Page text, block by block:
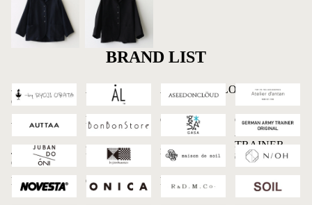
BRAND LIST
-by RYOJI
OBATA
ASEEDONCLOUDAtelier d'antan
AUTTAA BonBonStore GASA*
GERMAN
ARMY
TRAINER
ORIGINAL
JUBAN DO
ONI
kijinokanosei maison de soil N/OH
NOVESTA ONICA R&D.M.Co- SOIL